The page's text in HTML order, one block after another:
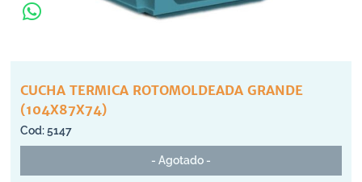
CUCHA TERMICA ROTOMOLDEADA GRANDE
(104X87X74)
5147
- Agotado -